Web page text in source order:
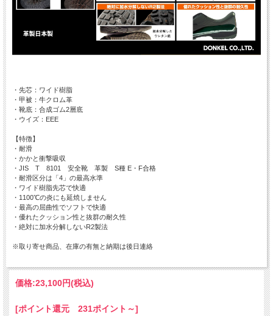
・先芯：ワイド樹脂
・甲被：牛クロム革
・靴底：合成ゴム2層底
・ウイズ：EEE
【特徴】
・耐滑
・かかと衝撃吸収
・JIS T 8101 安全靴 革製 S種 E・F合格
・耐滑区分は「4」の最高水準
・ワイド樹脂先芯で快適
・1100℃の炎にも延焼しません
・最高の屈曲性でソフトで快適
・優れたクッション性と抜群の耐久性
・絶対に加水分解しないR2製法
※取り寄せ商品、在庫の有無と納期は後日連絡
価格:23,100円(税込)
[ポイント還元 231ポイント～]